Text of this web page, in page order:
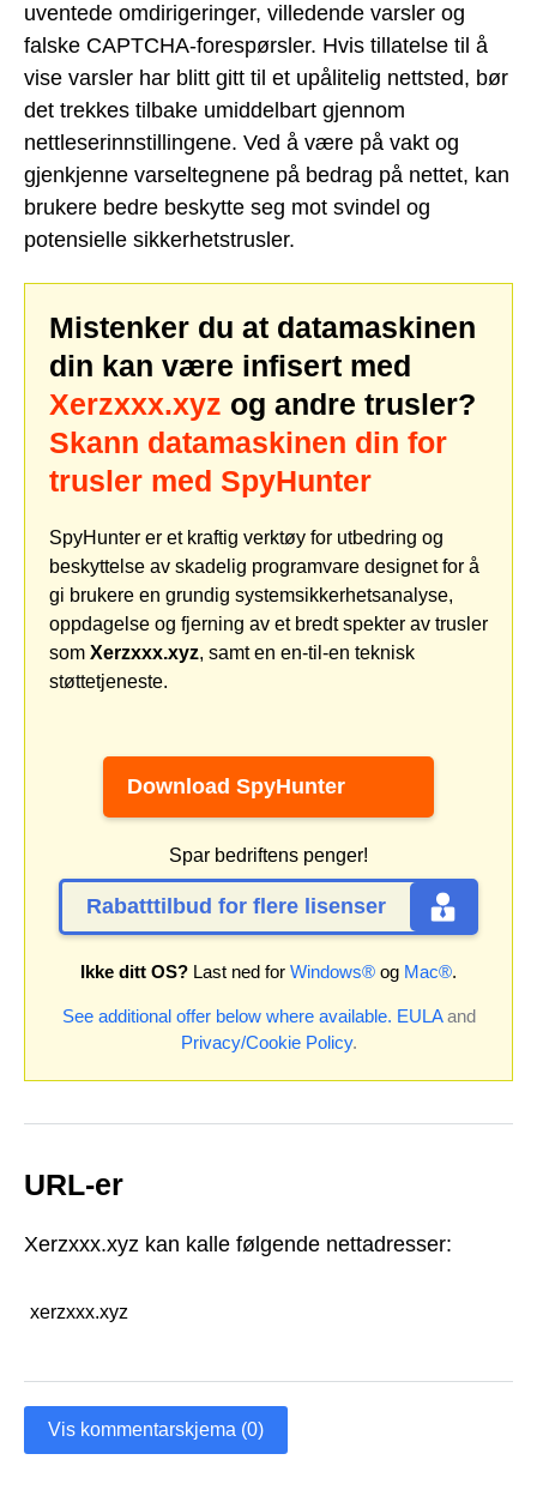
uventede omdirigeringer, villedende varsler og
falske CAPTCHA-forespørsler. Hvis tillatelse til å
vise varsler har blitt gitt til et upålitelig nettsted, bør
det trekkes tilbake umiddelbart gjennom
nettleserinnstillingene. Ved å være på vakt og
gjenkjenne varseltegnene på bedrag på nettet, kan
brukere bedre beskytte seg mot svindel og
potensielle sikkerhetstrusler.
Mistenker du at datamaskinen
din kan være infisert med
Xerzxxx.xyz og andre trusler?
Skann datamaskinen din for
trusler med SpyHunter
SpyHunter er et kraftig verktøy for utbedring og
beskyttelse av skadelig programvare designet for å
gi brukere en grundig systemsikkerhetsanalyse,
oppdagelse og fjerning av et bredt spekter av trusler
som Xerzxxx.xyz, samt en en-til-en teknisk
støttetjeneste.
Download SpyHunter
Spar bedriftens penger!
Rabatttilbud for flere lisenser
Ikke ditt OS? Last ned for Windows® og Mac®.
See additional offer below where available. EULAand
Privacy/Cookie Policy.
URL-er
Xerzxxx.xyz kan kalle følgende nettadresser:
xerzxxx.xyz
Vis kommentarskjema (0)